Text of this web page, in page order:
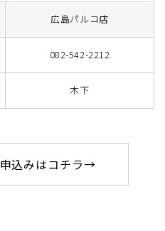
広島パルコ店
082-542-2212
木下
込みはコチラ→